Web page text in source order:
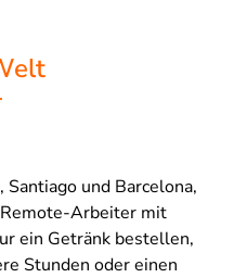
Santiago und Barcelona,
Remote-Arbeiter mit
ein Getränk bestellen,
Stunden oder einen